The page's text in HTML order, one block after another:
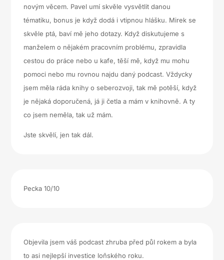
novým věcem. Pavel umí skvěle vysvětlit danou
tématiku, bonus je když dodá i vtipnou hlášku. Mirek se
skvěle ptá, baví mě jeho dotazy. Když diskutujeme s
manželem o nějakém pracovním problému, zpravidla
cestou do práce nebo u kafe, těší mě, když mu mohu
pomoci nebo mu rovnou najdu daný podcast. Vždycky
jsem měla ráda knihy o seberozvoji, tak mě potěší, když
je nějaká doporučená, já ji četla a mám v knihovně. A ty
co jsem neměla, tak už mám.
Jste skvělí, jen tak dál.
Pecka 10/10
Objevila jsem váš podcast zhruba před půl rokem a byla
to asi nejlepší investice loňského roku.